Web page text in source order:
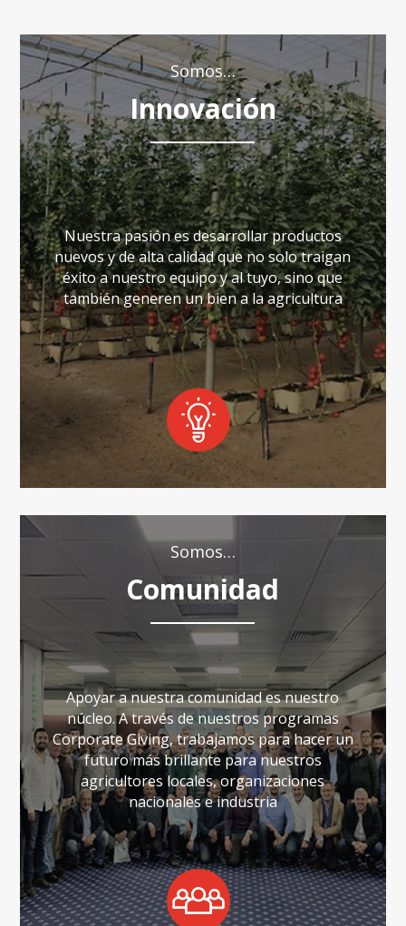
Somos…
Innovación
Nuestra pasión es desarrollar productos
nuevos y de alta calidad que no solo traigan
éxito a nuestro equipo y al tuyo, sino que
también generen un bien a la agricultura
Somos…
Comunidad
Apoyar a nuestra comunidad es nuestro
núcleo. A través de nuestros programas
Corporate Giving, trabajamos para hacer un
futuro más brillante para nuestros
agricultores locales, organizaciones
nacionales e industria